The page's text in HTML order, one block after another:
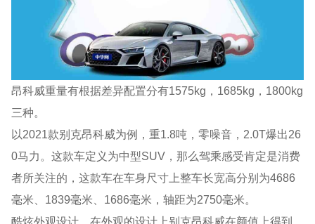
昂科威重量有根据差异配置分有1575kg，1685kg，1800kg
三种。
以2021款别克昂科威为例，重1.8吨，零噪音，2.0T爆出26
0马力。这款车定义为中型SUV，那么驾乘感受肯定是消费
者所关注的，这款车在车身尺寸上整车长宽高分别为4686
毫米、1839毫米、1686毫米，轴距为2750毫米。
酷炫外观设计，在外观的设计上别克昂科威在颜值上得到